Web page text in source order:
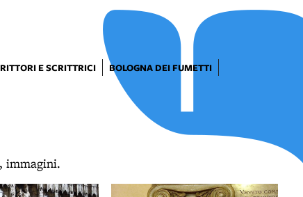
E SCRITTRICI
BOLOGNA DEI FUMETTI
immagini.